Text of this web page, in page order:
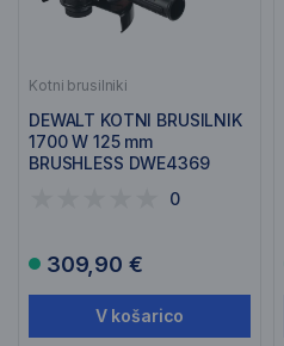
Kotni brusilniki
DEWALT KOTNI BRUSILNIK
1700 W 125 mm
BRUSHLESS DWE4369
0
309,90 €
V košarico